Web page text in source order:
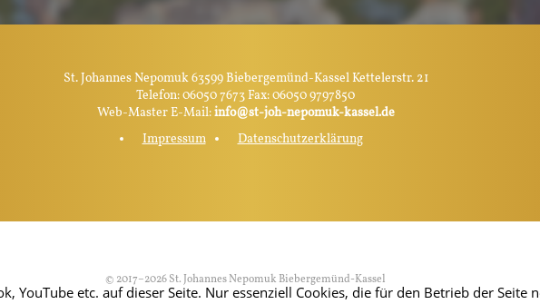
St. Johannes Nepomuk 63599 Biebergemünd-Kassel Kettelerstr. 21
Telefon: 06050 7673 Fax: 06050 9797850
Web-Master E-Mail:info@st-joh-nepomuk-kassel.de
Impressum
Datenschutzerklärung
© 2017–2026 St. Johannes Nepomuk Biebergemünd-Kassel
YouTube etc. auf dieser Seite. Nur essenziell Cookies, die für den Betrieb der Seite